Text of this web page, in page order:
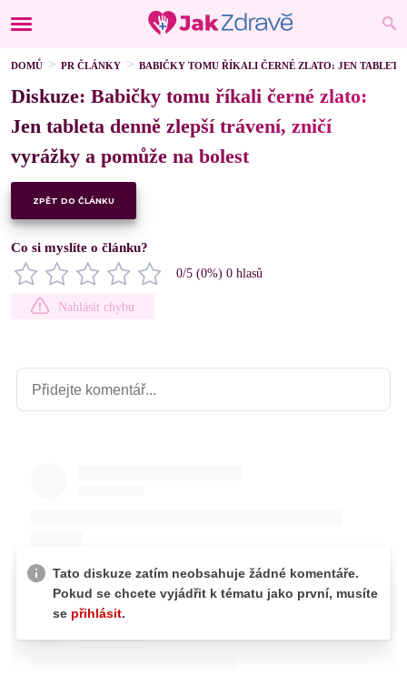
DOMŮ PR ČLÁNKY BABIČKY TOMU ŘÍKALI ČERNÉ ZLATO: JEN
Diskuze: Babičky tomu říkali černé zlato:
Jen tableta denně zlepší trávení, zničí
vyrážky a pomůže na bolest
ZPĚT DO ČLÁNKU
Co si myslíte o článku?
0/5 (0%) 0 hlasů
Nahlásit chybu